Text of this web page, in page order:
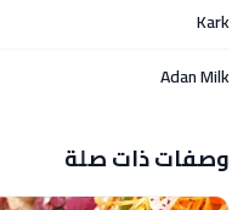
Kark
Adan Milk
وصفات ذات صلة